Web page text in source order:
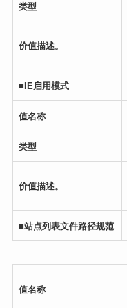
类型
价值描述。
■IE启用模式
值名称
类型
价值描述。
■站点列表文件路径规范
值名称